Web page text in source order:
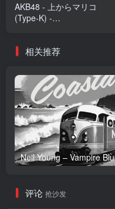
AKB48 - 上からマリコ
(Type-K) -
相关推荐
评论 抢沙发